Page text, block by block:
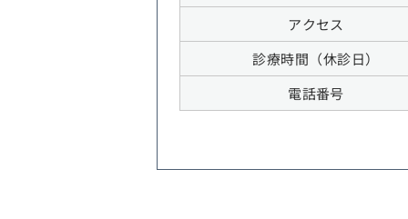
アクセス
診療時間（休診日）
電話番号